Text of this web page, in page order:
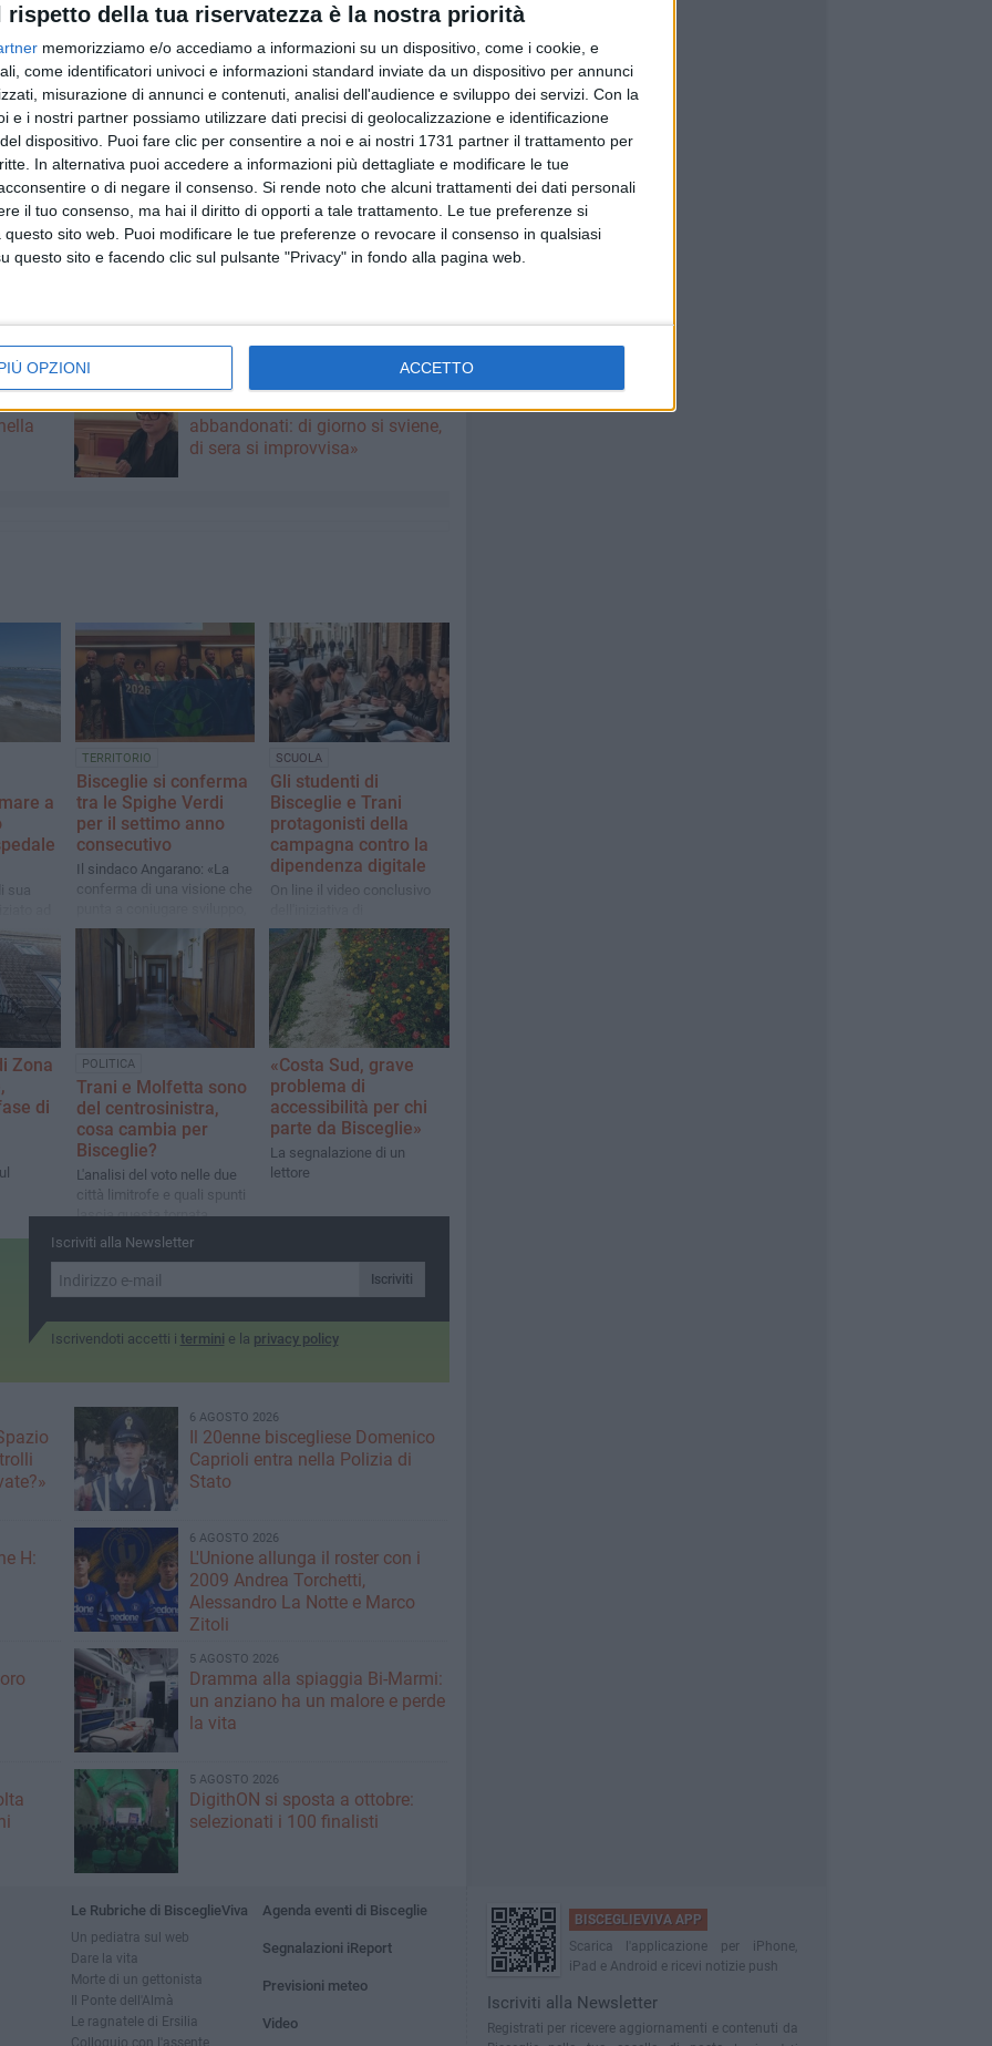
rispetto della tua riservatezza è la nostra priorità
memorizziamo e/o accediamo a informazioni su un dispositivo, come i cookie, e
come identificatori univoci e informazioni standard inviate da un dispositivo per annunci
misurazione di annunci e contenuti, analisi dell'audience e sviluppo dei servizi. Con la
e i nostri partner possiamo utilizzare dati precisi di geolocalizzazione e identificazione
dispositivo. Puoi fare clic per consentire a noi e ai nostri 1731 partner il trattamento per
In alternativa puoi accedere a informazioni più dettagliate e modificare le tue
o di negare il consenso. Si rende noto che alcuni trattamenti dei dati personali
il tuo consenso, ma hai il diritto di opporti a tale trattamento. Le tue preferenze si
sito web. Puoi modificare le tue preferenze o revocare il consenso in qualsiasi
questo sito e facendo clic sul pulsante "Privacy" in fondo alla pagina web.
OPZIONI ACCETTO
di Bisceglie; Alessandra Rondinone, assessore ai
insieme il welfare territoriale del futuro di Trani e
- esiti" a cura di Alessandro Cobianchi, direttore
facilitatrice Csv San Nicola ets.
Sociali 2026 - 2028: aree strategiche e priorità
e Carmelinda Vannulli, assistenti sociali del Comune di
Zona e i tavoli di co-programmazione" a cura di
dell'Ufficio di Piano e Andrea Foti, dirigente dei servizi
Preziosa: «I mercati sono
abbandonati: di giorno si sviene,
di sera si improvvisa»
a
sua
Mauro
TERRITORIO
Bisceglie si conferma
tra le Spighe Verdi
per il settimo anno
consecutivo
Il sindaco Angarano: «La
conferma di una visione che
sostenibilità, agricoltura di
qualità»
SCUOLA
Gli studenti di
Bisceglie e Trani
protagonisti della
campagna contro la
dipendenza digitale
On line il video conclusivo
sensibilizzazione "Prigionieri
dello schermo"
Zona
di
POLITICA
Trani e Molfetta sono
del centrosinistra,
cosa cambia per
Bisceglie?
L'analisi del voto nelle due
città limitrofe e quali spunti
lascia questa tornata
elettorale alla politica
«Costa Sud, grave
problema di
accessibilità per chi
parte da Bisceglie»
La segnalazione di un
lettore
Iscriviti alla Newsletter
Iscriviti
Iscrivendoti accetti i termini e la privacy policy
6 AGOSTO 2026
Il 20enne biscegliese Domenico
Caprioli entra nella Polizia di
Stato
H:
6 AGOSTO 2026
L'Unione allunga il roster con i
2009 Andrea Torchetti,
Alessandro La Notte e Marco
Zitoli
5 AGOSTO 2026
Dramma alla spiaggia Bi-Marmi:
un anziano ha un malore e perde
la vita
5 AGOSTO 2026
DigithON si sposta a ottobre:
selezionati i 100 finalisti
Le Rubriche di BisceglieViva
Un pediatra sul web
Dare la vita
Morte di un gettonista
Il Ponte dell'Almà
Le ragnatele di Ersilia
Colloquio con l'assente
Agenda eventi di Bisceglie
Segnalazioni iReport
Previsioni meteo
Video
BISCEGLIEVIVA APP
Scarica l'applicazione per iPhone,
iPad e Android e ricevi notizie push
Iscriviti alla Newsletter
Registrati per ricevere aggiornamenti e contenuti da